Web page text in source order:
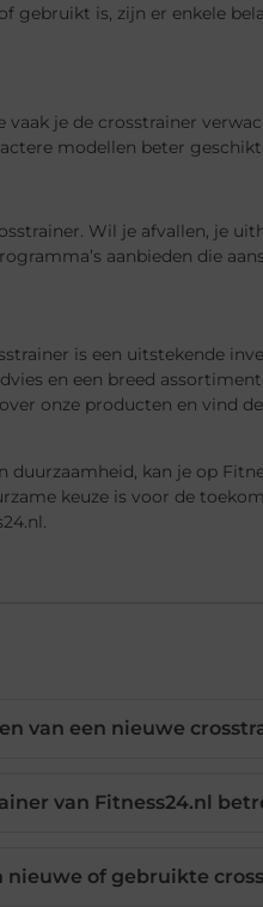
gebruikt is, zijn er enkele
je de crosstrainer
modellen beter
Wil je afvallen, je
aanbieden die
is een uitstekende
en een breed
onze producten en vind
kan je op
keuze is voor de
van een nieuwe
van Fitness24.nl
nieuwe of gebruikte